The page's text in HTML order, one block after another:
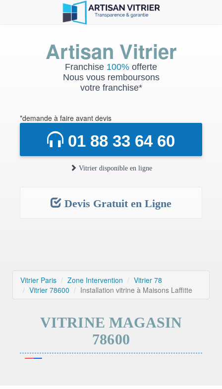
Artisan Vitrier
Franchise 100% offerte
Nous vous remboursons
votre franchise*
*demande à faire avant devis
01 88 33 64 60
Vitrier disponible en ligne
Devis Gratuit en Ligne
Vitrier Paris Zone Intervention
Vitrier 78
Vitrier 78600
Installation vitrine à Maisons Laffitte
VITRINE MAGASIN
78600